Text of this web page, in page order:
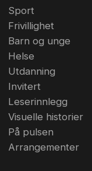
Sport
Frivillighet
Barn og unge
Helse
Utdanning
Invitert
Leserinnlegg
Visuelle historier
På pulsen
Arrangementer